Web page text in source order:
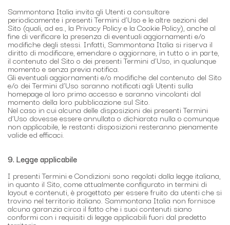
Sammontana Italia invita gli Utenti a consultare
periodicamente i presenti Termini d’Uso e le altre sezioni del
Sito (quali, ad es., la Privacy Policy e la Cookie Policy), anche al
fine di verificare la presenza di eventuali aggiornamenti e/o
modifiche degli stessi. Infatti, Sammontana Italia si riserva il
diritto di modificare, emendare o aggiornare, in tutto o in parte,
il contenuto del Sito o dei presenti Termini d’Uso, in qualunque
momento e senza previa notifica.
Gli eventuali aggiornamenti e/o modifiche del contenuto del Sito
e/o dei Termini d’Uso saranno notificati agli Utenti sulla
homepage al loro primo accesso e saranno vincolanti dal
momento della loro pubblicazione sul Sito.
Nel caso in cui alcuna delle disposizioni dei presenti Termini
d’Uso dovesse essere annullata o dichiarata nulla o comunque
non applicabile, le restanti disposizioni resteranno pienamente
valide ed efficaci.
9. Legge applicabile
I presenti Termini e Condizioni sono regolati dalla legge italiana,
in quanto il Sito, come attualmente configurato in termini di
layout e contenuti, è progettato per essere fruito da utenti che si
trovino nel territorio italiano. Sammontana Italia non fornisce
alcuna garanzia circa il fatto che i suoi contenuti siano
conformi con i requisiti di legge applicabili fuori dal predetto